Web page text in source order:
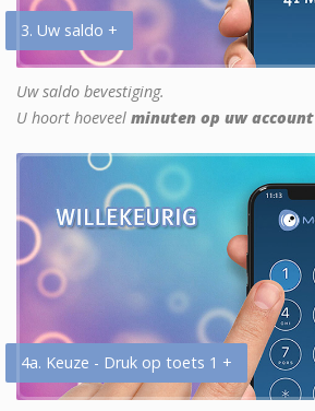
3. Uw saldo +
Uw saldo bevestiging.
U hoort hoeveel minuten op uw account
4a. Keuze - Druk op toets 1 +